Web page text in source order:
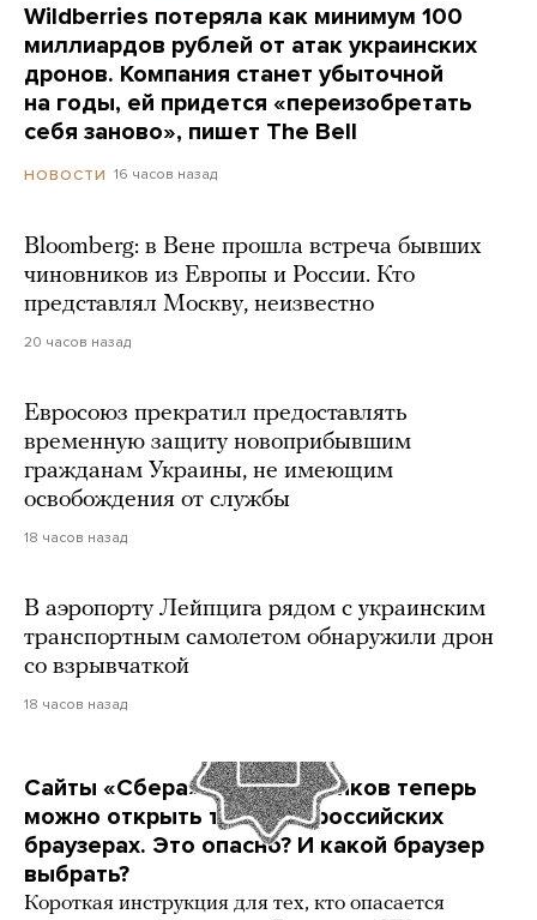
Wildberries потеряла как минимум 100
миллиардов рублей от атак украинских
дронов. Компания станет убыточной
на годы, ей придется «переизобретать
себя заново», пишет The Bell
НОВОСТИ 16 часов назад
Bloomberg: в Вене прошла встреча бывших
чиновников из Европы и России. Кто
представлял Москву, неизвестно
20 часов назад
Евросоюз прекратил предоставлять
временную защиту новоприбывшим
гражданам Украины, не имеющим
освобождения от службы
18 часов назад
В аэропорту Лейпцига рядом с украинским
транспортным самолетом обнаружили дрон
со взрывчаткой
18 часов назад
Сайты «Сбера» и других банков теперь
можно открыть только в российских
браузерах. Это опасно? И какой браузер
выбрать?
Короткая инструкция для тех, кто опасается